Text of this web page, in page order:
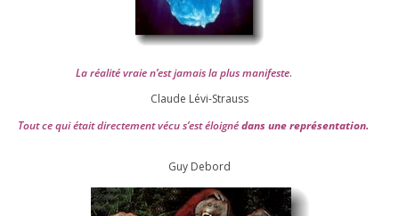
La réa­lité vraie n’est jamais la plus mani­feste.
Claude Lévi-Strauss
Tout ce qui était direc­te­ment vécu s’est éloi­gnédans une repré­sen­ta­tion.
Guy Debord